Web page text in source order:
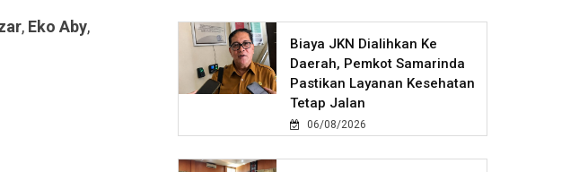
, Eko Aby,
Biaya JKN Dialihkan Ke
Daerah, Pemkot Samarinda
Pastikan Layanan Kesehatan
Tetap Jalan
06/08/2026